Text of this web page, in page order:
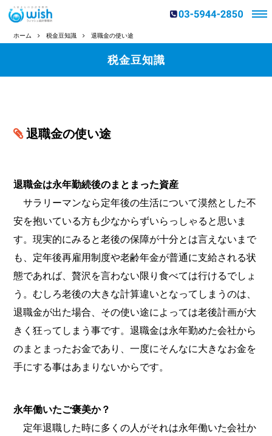
ホーム 税金豆知識 退職金の使い途
税金豆知識
退職金の使い途
退職金は永年勤続後のまとまった資産
サラリーマンなら定年後の生活について漠然とした不
安を抱いている方も少なからずいらっしゃると思いま
す。現実的にみると老後の保障が十分とは言えないまで
も、定年後再雇用制度や老齢年金が普通に支給される状
態であれば、贅沢を言わない限り食べては行けるでしょ
う。むしろ老後の大きな計算違いとなってしまうのは、
退職金が出た場合、その使い途によっては老後計画が大
きく狂ってしまう事です。退職金は永年勤めた会社から
のまとまったお金であり、一度にそんなに大きなお金を
手にする事はあまりないからです。
永年働いたご褒美か？
定年退職した時に多くの人がそれは永年働いた会社か